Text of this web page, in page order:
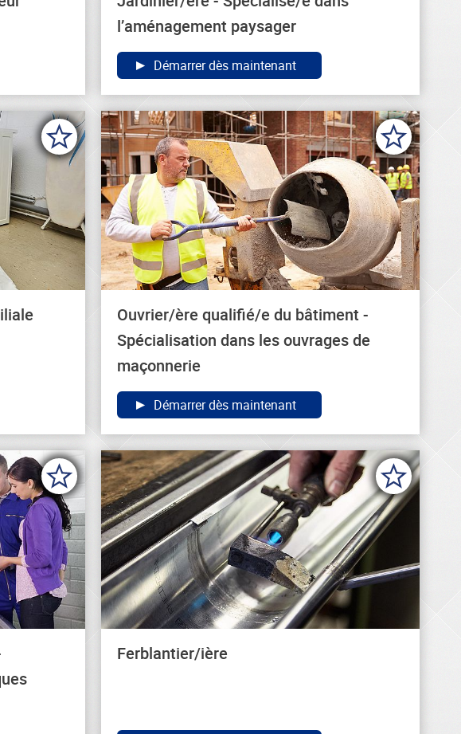
l’aménagement paysager
Démarrer dès maintenant
Ouvrier/ère qualifié/e du bâtiment -
Spécialisation dans les ouvrages de
maçonnerie
Démarrer dès maintenant
Ferblantier/ière